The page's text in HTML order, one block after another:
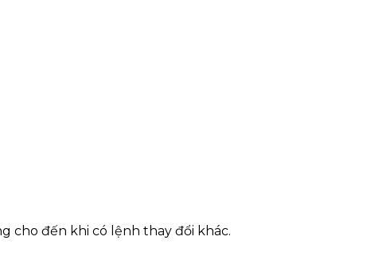
cho đến khi có lệnh thay đổi khác.